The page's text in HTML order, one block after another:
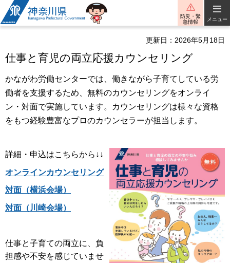
神奈川県
防災・緊
急情報
メニュー
更新日：2026年5月18日
仕事と育児の両立応援カウンセリング
かながわ労働センターでは、働きながら子育てしている労
働者を支援するため、無料のカウンセリングをオンライ
ン・対面で実施しています。カウンセリングは様々な資格
をもつ経験豊富なプロのカウンセラーが担当します。
詳細・申込はこちらから↓↓
オンラインカウンセリング
対面（横浜会場）
対面（川崎会場）
仕事と子育ての両立に、負
担感や不安を感じていませ